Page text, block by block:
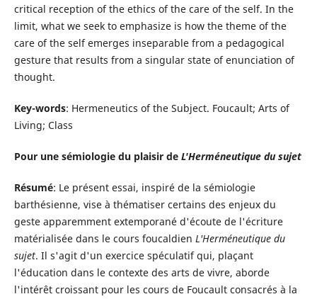
critical reception of the ethics of the care of the self. In the
limit, what we seek to emphasize is how the theme of the
care of the self emerges inseparable from a pedagogical
gesture that results from a singular state of enunciation of
thought.
Key-words: Hermeneutics of the Subject. Foucault; Arts of
Living; Class
Pour une sémiologie du plaisir de L'Herméneutique du sujet
Résumé: Le présent essai, inspiré de la sémiologie
barthésienne, vise à thématiser certains des enjeux du
geste apparemment extemporané d'écoute de l'écriture
matérialisée dans le cours foucaldien L'Herméneutique du
sujet. Il s'agit d'un exercice spéculatif qui, plaçant
l'éducation dans le contexte des arts de vivre, aborde
l'intérêt croissant pour les cours de Foucault consacrés à la